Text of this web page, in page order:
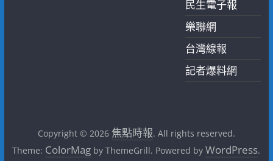
民生電子報
樂聯網
台灣線報
記者爆料網
Copyright © 2026 焦點時報. All rights reserved.
Theme: ColorMag by ThemeGrill. Powered byWordPress.